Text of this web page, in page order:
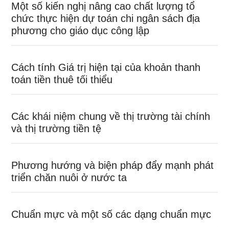
Một số kiến nghị nâng cao chất lượng tổ
chức thực hiện dự toán chi ngân sách địa
phương cho giáo dục công lập
Cách tính Giá trị hiện tại của khoản thanh
toán tiền thuê tối thiểu
Các khái niệm chung về thị trường tài chính
và thị trường tiền tệ
Phương hướng và biện pháp đẩy mạnh phát
triển chăn nuôi ở nước ta
Chuẩn mực và một số các dạng chuẩn mực